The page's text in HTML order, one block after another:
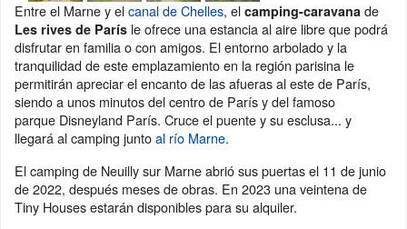
Entre el Marne y elcanal de Chelles, el camping-caravana de
Les rives de París le ofrece una estancia al aire libre que podrá
disfrutar en familia o con amigos. El entorno arbolado y la
tranquilidad de este emplazamiento en la región parisina le
permitirán apreciar el encanto de las afueras al este de París,
siendo a unos minutos del centro de París y del famoso
parque Disneyland París. Cruce el puente y su esclusa... y
llegará al camping juntoal río Marne.
El camping de Neuilly sur Marne abrió sus puertas el 11 de junio
de 2022, después meses de obras. En 2023 una veintena de
Tiny Houses estarán disponibles para su alquiler.